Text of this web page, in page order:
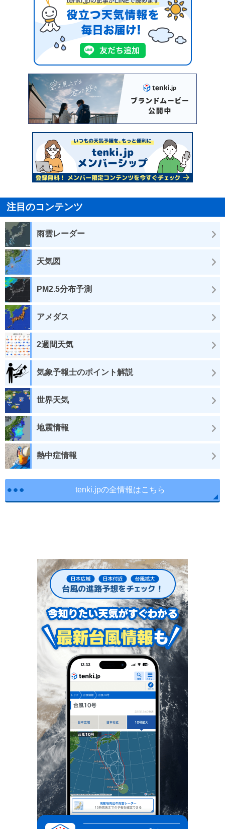
注目のコンテンツ
雨雲レーダー
天気図
PM2.5分布予測
アメダス
2週間天気
気象予報士のポイント解説
世界天気
地震情報
熱中症情報
tenki.jpの全情報はこちら